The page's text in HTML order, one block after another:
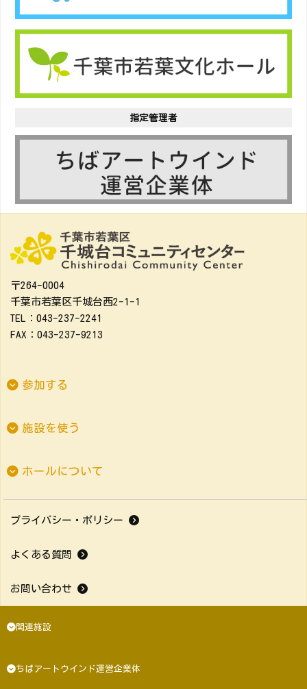
指定管理者
〒264-0004
千葉市若葉区千城台西2-1-1
TEL：043-237-2241
FAX：043-237-9213
参加する
施設を使う
ホールについて
プライバシー・ポリシー
よくある質問
お問い合わせ
関連施設
ちばアートウインド運営企業体